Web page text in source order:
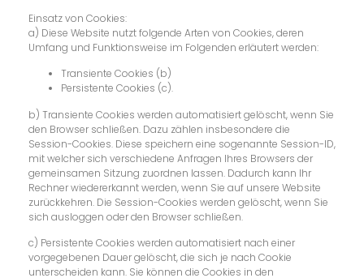
Einsatz von Cookies:
a) Diese Website nutzt folgende Arten von Cookies, deren
Umfang und Funktionsweise im Folgenden erläutert werden:
Transiente Cookies (b)
Persistente Cookies (c).
b) Transiente Cookies werden automatisiert gelöscht, wenn Sie
den Browser schließen. Dazu zählen insbesondere die
Session-Cookies. Diese speichern eine sogenannte Session-ID,
mit welcher sich verschiedene Anfragen Ihres Browsers der
gemeinsamen Sitzung zuordnen lassen. Dadurch kann Ihr
Rechner wiedererkannt werden, wenn Sie auf unsere Website
zurückkehren. Die Session-Cookies werden gelöscht, wenn Sie
sich ausloggen oder den Browser schließen.
c) Persistente Cookies werden automatisiert nach einer
vorgegebenen Dauer gelöscht, die sich je nach Cookie
unterscheiden kann. Sie können die Cookies in den